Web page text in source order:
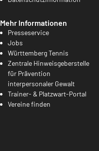
Mehr Informationen
Presseservice
Jobs
Württemberg Tennis
Zentrale Hinweisgeberstelle
für Prävention
interpersonaler Gewalt
Trainer- & Platzwart-Portal
Vereine finden